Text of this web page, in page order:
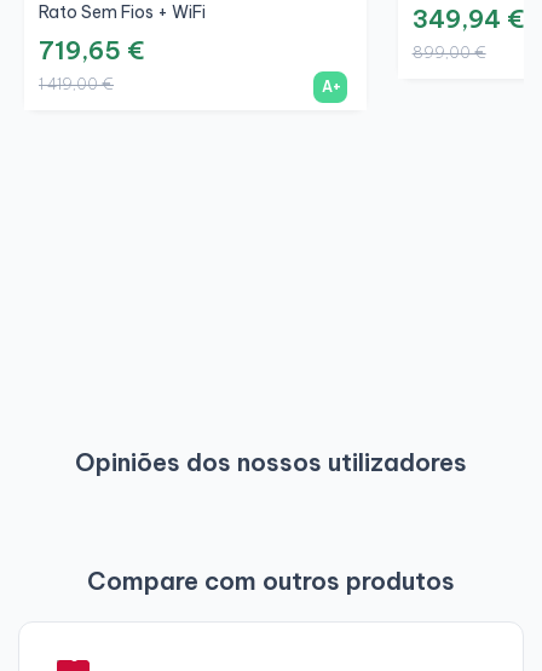
Rato Sem Fios + WiFi
719,65 €
1 419,00 € A+
349,94 €
899,00 €
Opiniões dos nossos utilizadores
Compare com outros produtos
-
-